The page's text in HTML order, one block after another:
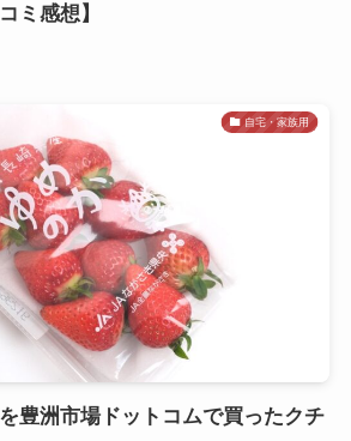
ミ感想】
自宅・家族用
豊洲市場ドットコムで買ったクチ